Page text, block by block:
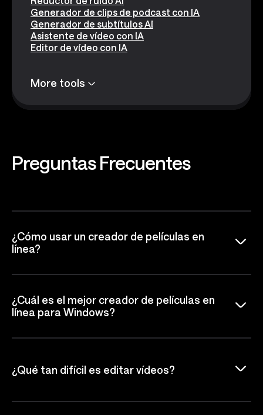
Generador de clips de podcast con IA
Generador de subtítulos AI
Asistente de vídeo con IA
Editor de vídeo con IA
More tools
PreguntasFrecuentes
¿Cómo usar un creador de películas en
línea?
¿Cuál es el mejor creador de películas en
línea para Windows?
¿Qué tan difícil es editar vídeos?